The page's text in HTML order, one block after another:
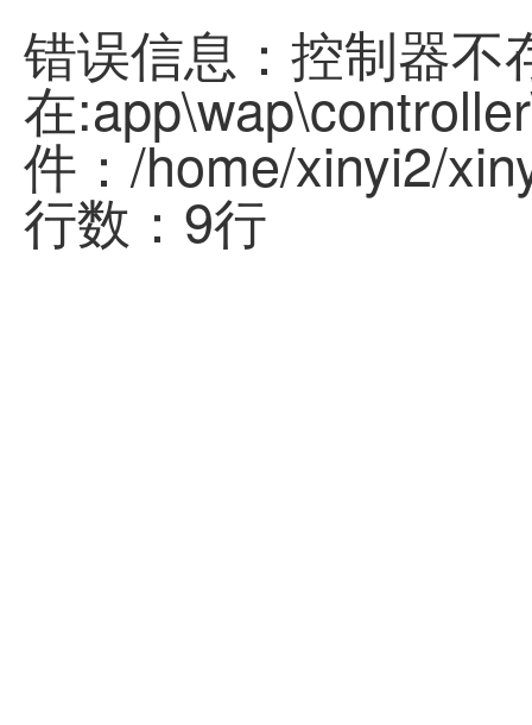
错误信息：控制器不
在
件：/home/xinyi2/
行数：9行